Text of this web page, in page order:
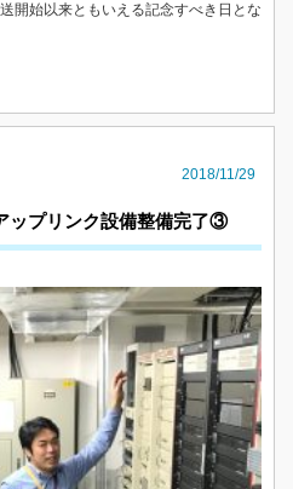
開始以来ともいえる記念すべき日とな
2018/11/29
ップリンク設備整備完了③